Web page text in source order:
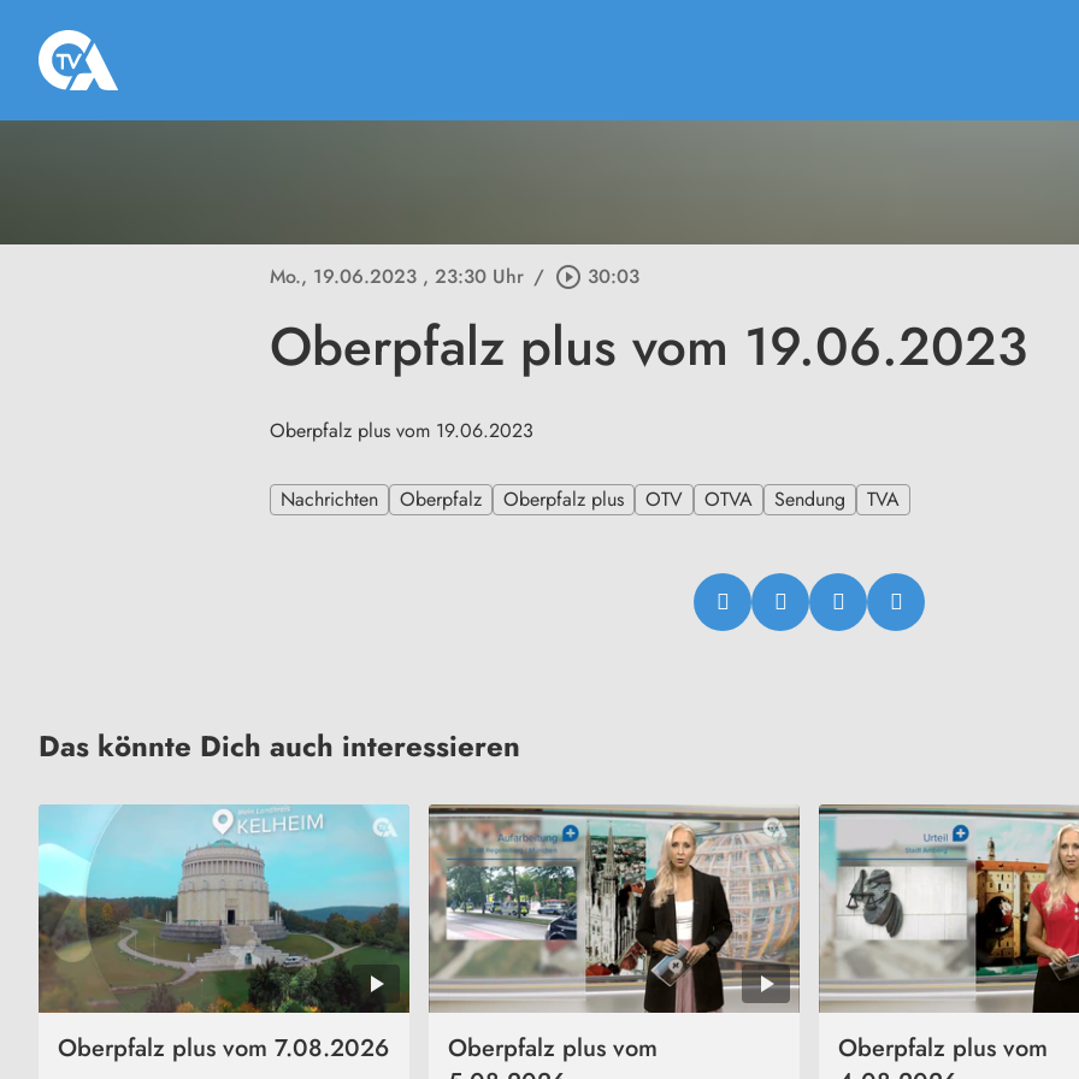
Mo., 19.06.2023 , 23:30 Uhr / play_circle_outline 30:03
Oberpfalz plus vom 19.06.2023
Oberpfalz plus vom 19.06.2023
Nachrichten Oberpfalz Oberpfalz plus OTV OTVA Sendung TVA
Das könnte Dich auch interessieren
Oberpfalz plus vom 7.08.2026
Oberpfalz plus vom
Oberpfalz plus vom